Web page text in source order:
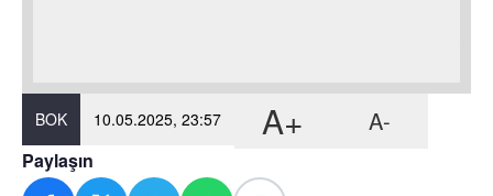
BOK 10.05.2025, 23:57 A+ A-
Paylaşın